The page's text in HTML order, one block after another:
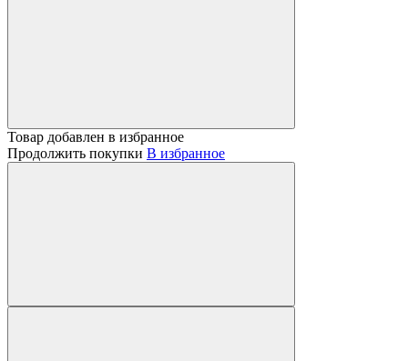
Товар добавлен в избранное
Продолжить покупки В избранное